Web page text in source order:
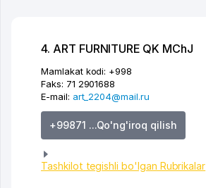
4. ART FURNITURE QK MChJ
Mamlakat kodi: +998
Faks: 71 2901688
E-mail: art_2204@mail.ru
+99871 ...Qo'ng'iroq qilish
Tashkilot tegishli bo'lgan Rubrikalar